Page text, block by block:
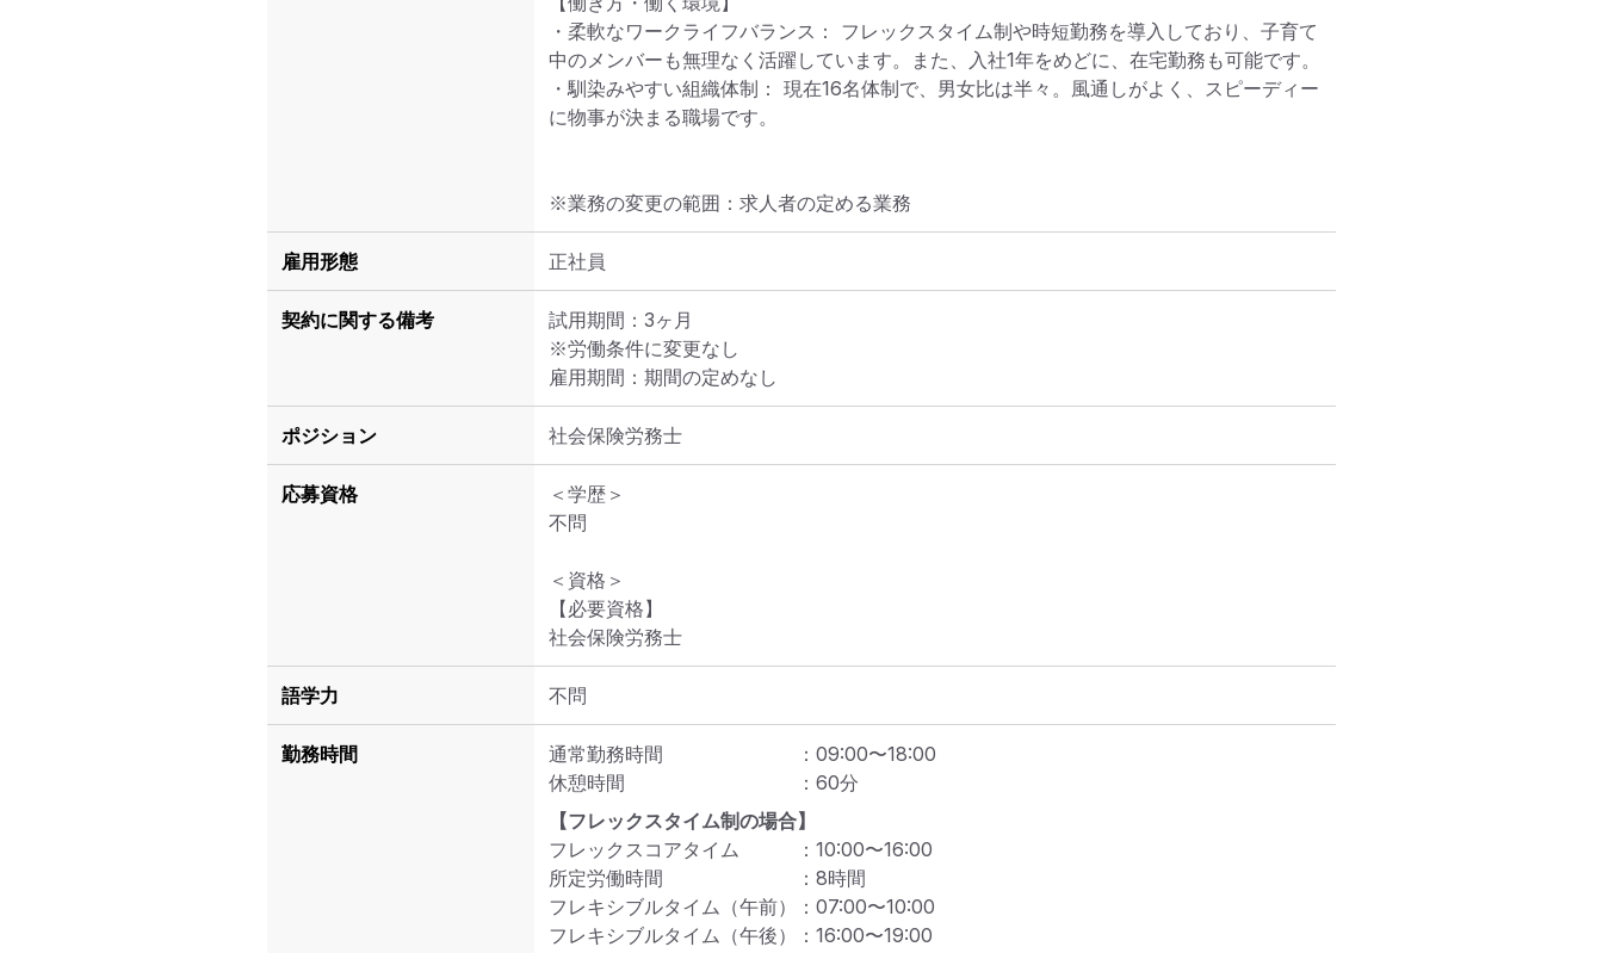
・柔軟なワークライフバランス： フレックスタイム制や時短勤務を導入しており、子育て
中のメンバーも無理なく活躍しています。また、入社1年をめどに、在宅勤務も可能です。
・馴染みやすい組織体制： 現在16名体制で、男女比は半々。風通しがよく、スピーディー
に物事が決まる職場です。
※業務の変更の範囲：求人者の定める業務
雇用形態 正社員
契約に関する備考
試用期間：3ヶ月
※労働条件に変更なし
雇用期間：期間の定めなし
ポジション 社会保険労務士
応募資格
＜学歴＞
不問
＜資格＞
【必要資格】
社会保険労務士
語学力 不問
勤務時間 通常勤務時間 ： 09:00〜18:00
休憩時間
： 60分
【フレックスタイム制の場合】
フレックスコアタイム
： 10:00〜16:00
所定労働時間
： 8時間
フレキシブルタイム（午前）
： 07:00〜10:00
フレキシブルタイム（午後）
： 16:00〜19:00